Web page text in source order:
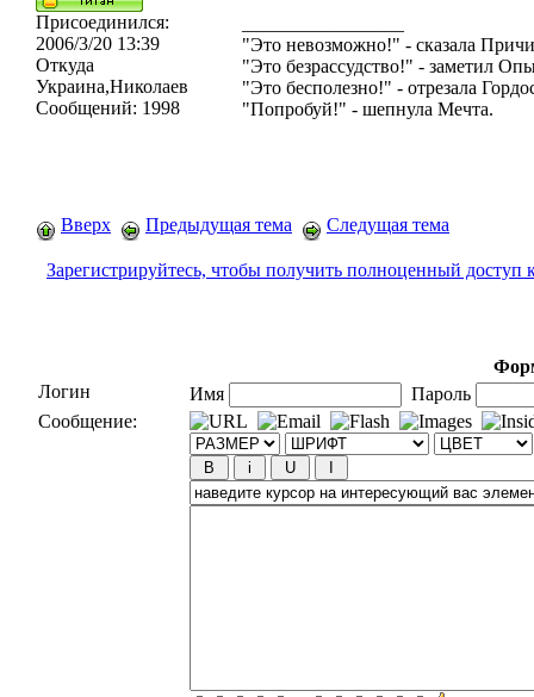
Присоединился:
2006/3/20 13:39
Откуда
Украина,Николаев
Сообщений: 1998
"Это невозможно!" - сказала
"Это безрассудство!" - заметил
"Это бесполезно!" - отрезала
"Попробуй!" - шепнула Мечта.
Вверх Предыдущая тема Следущая тема
Зарегистрируйтесь, чтобы получить полноценный доступ
Логин
Имя
Пароль
Сообщение: